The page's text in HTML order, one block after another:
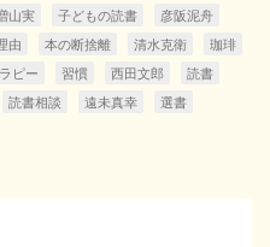
山実 子どもの読書
彦阪泥舟
由 本の断捨離 清水克衛
珈琲
ピー 習慣 西田文郎
読書
読書相談 遠未真幸
選書